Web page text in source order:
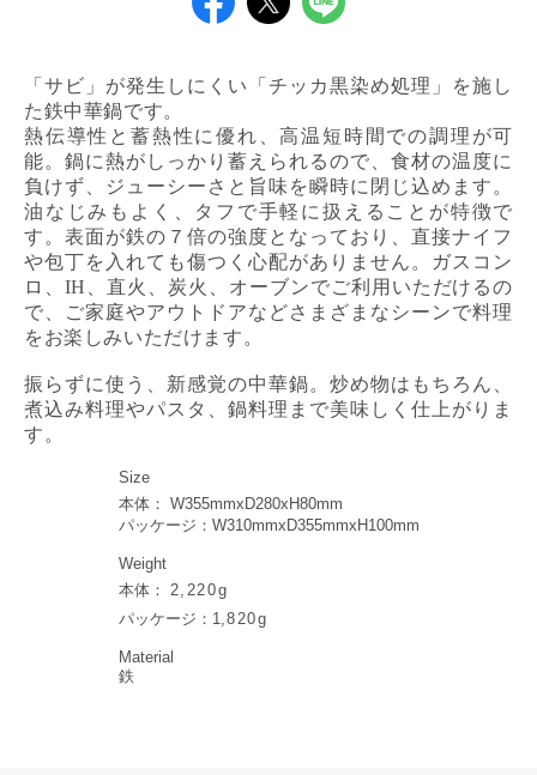
「サビ」が発生しにくい「チッカ黒染め処理」を施し
た鉄中華鍋です。
熱伝導性と蓄熱性に優れ、高温短時間での調理が可
能。鍋に熱がしっかり蓄えられるので、食材の温度に
負けず、ジューシーさと旨味を瞬時に閉じ込めます。
油なじみもよく、タフで手軽に扱えることが特徴で
す。表面が鉄の７倍の強度となっており、直接ナイフ
や包丁を入れても傷つく心配がありません。ガスコン
ロ、IH、直火、炭火、オーブンでご利用いただけるの
で、ご家庭やアウトドアなどさまざまなシーンで料理
をお楽しみいただけます。
振らずに使う、新感覚の中華鍋。炒め物はもちろん、
煮込み料理やパスタ、鍋料理まで美味しく仕上がりま
す。
Size
本体： W355mmxD280xH80mm
パッケージ：W310mmxD355mmxH100mm
Weight
本体： 2,220g
パッケージ：1,820g
Material
鉄